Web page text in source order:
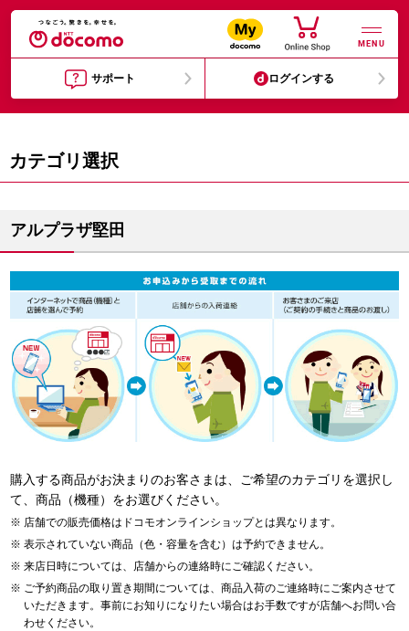
MENU
サポート ログインする
カテゴリ選択
アルプラザ堅田
購入する商品がお決まりのお客さまは、ご希望のカテゴリを選択し
て、商品（機種）をお選びください。
店舗での販売価格はドコモオンラインショップとは異なります。
表示されていない商品（色・容量を含む）は予約できません。
来店日時については、店舗からの連絡時にご確認ください。
ご予約商品の取り置き期間については、商品入荷のご連絡時にご案内させて
いただきます。事前にお知りになりたい場合はお手数ですが店舗へお問い合
わせください。